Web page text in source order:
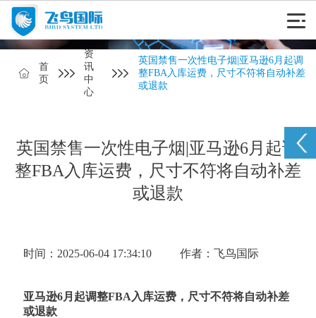
首
页
资
讯
中
心
英国禁售一次性电子烟|亚马逊6月起调
整FBA入库运费，尺寸不符将自动补差
或退款
英国禁售一次性电子烟|亚马逊6月起调
整FBA入库运费，尺寸不符将自动补差
或退款
时间：2025-06-04 17:34:10 作者：飞鸟国际
亚马逊6月起调整FBA入库运费，尺寸不符将自动补差
或退款